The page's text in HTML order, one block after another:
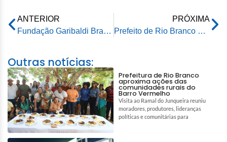
ANTERIOR
Fundação Garibaldi Brasil publica Edital para Credenciamento de artistas de Rio Branco
PRÓXIMA
Prefeito de Rio Branco acompanha mobilização no dia “D” de vacinação contra a covid-19 na capital
Outras notícias:
Prefeitura de Rio Branco
aproxima ações das
comunidades rurais do
Barro Vermelho
Visita ao Ramal do Junqueira reuniu
moradores, produtores, lideranças
políticas e comunitárias para